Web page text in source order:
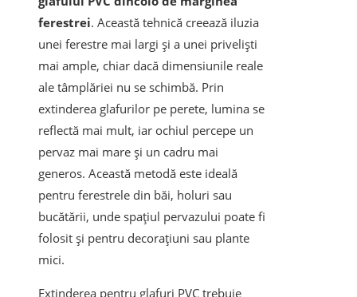
ferestrei. Această tehnică creează iluzia
unei ferestre mai largi și a unei priveliști
mai ample, chiar dacă dimensiunile reale
ale tâmplăriei nu se schimbă. Prin
extinderea glafurilor pe perete, lumina se
reflectă mai mult, iar ochiul percepe un
pervaz mai mare și un cadru mai
generos. Această metodă este ideală
pentru ferestrele din băi, holuri sau
bucătării, unde spațiul pervazului poate fi
folosit și pentru decorațiuni sau plante
mici.
Extinderea pentru glafuri PVC trebuie